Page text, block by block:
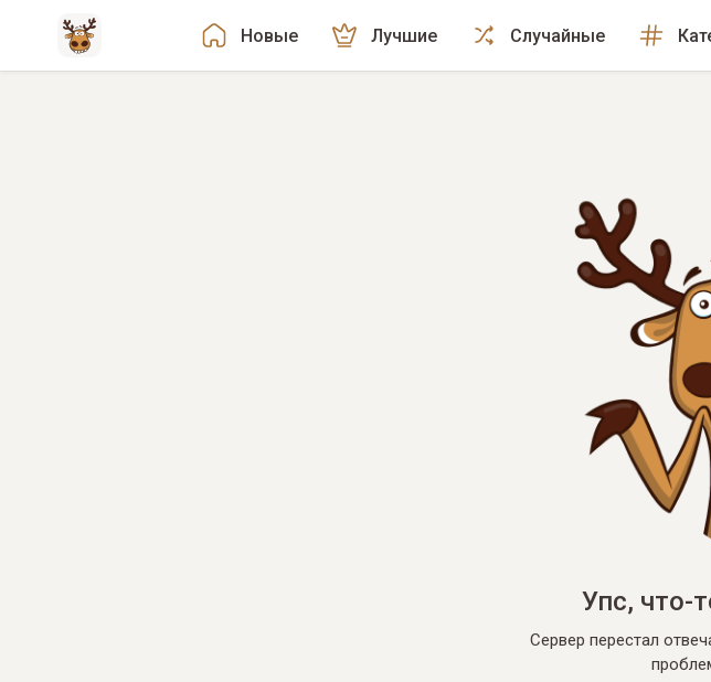
Новые Лучшие Случайные
Упс, что-
Сервер перестал